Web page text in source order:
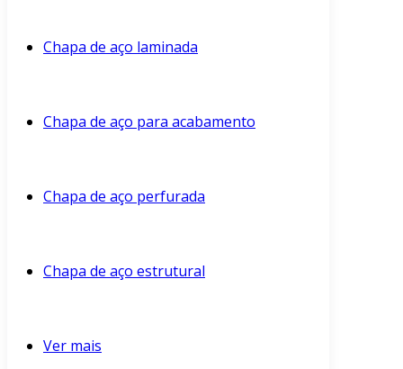
Chapa de aço laminada
Chapa de aço para acabamento
Chapa de aço perfurada
Chapa de aço estrutural
Ver mais